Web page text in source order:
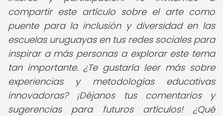
compartir este artículo sobre el arte como
puente para la inclusión y diversidad en las
escuelas uruguayas en tus redes sociales para
inspirar a más personas a explorar este tema
tan importante. ¿Te gustaría leer más sobre
experiencias y metodologías educativas
innovadoras? ¡Déjanos tus comentarios y
sugerencias para futuros artículos! ¿Qué